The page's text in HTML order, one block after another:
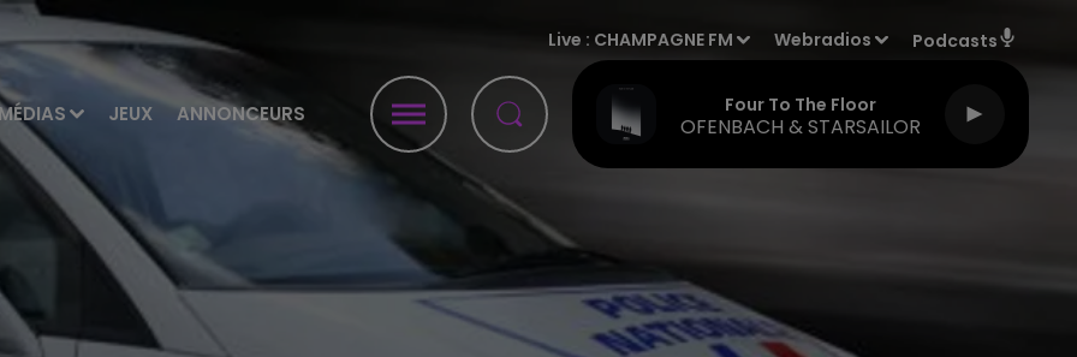
MÉDIAS JEUX ANNONCEURS
Live : CHAMPAGNE FM Webradios Podcasts
Four To The Floor
OFENBACH & STARSAILOR